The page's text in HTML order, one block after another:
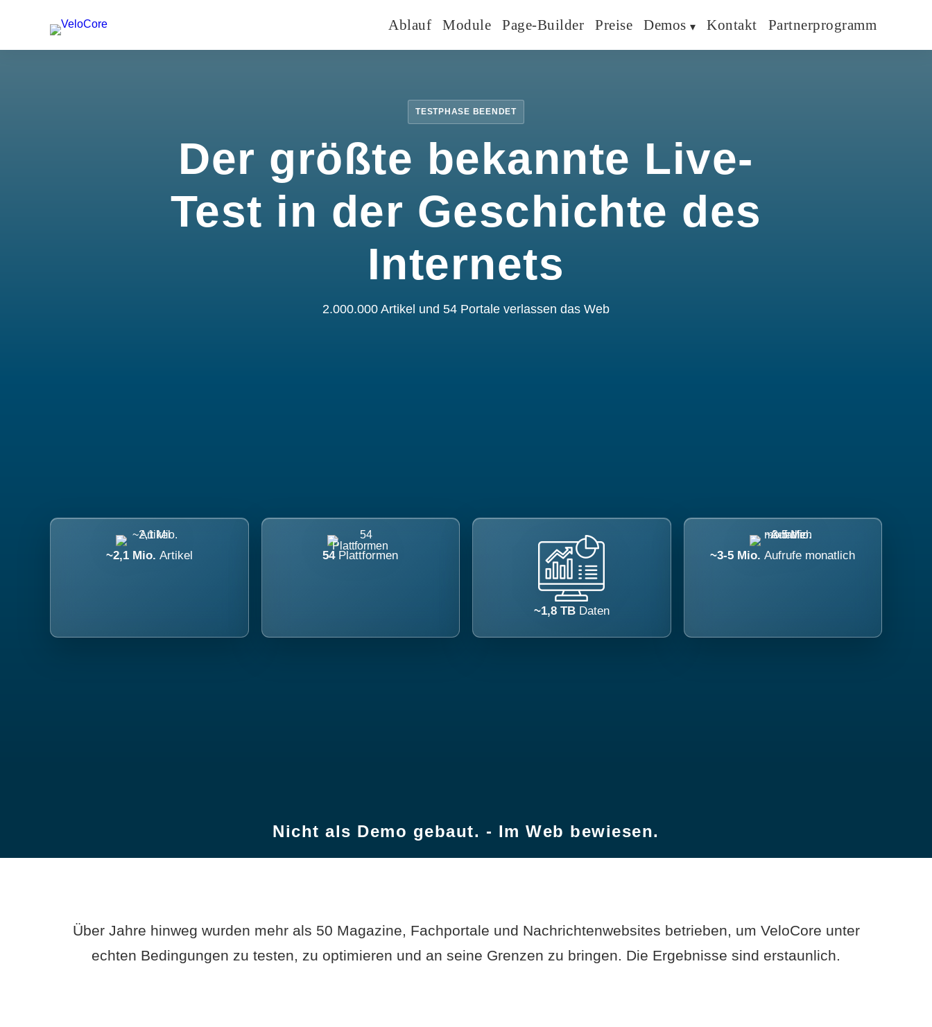
Ablauf Module Page-Builder Preise Demos Kontakt Partnerprogramm
TESTPHASE BEENDET
Der größte bekannte Live-
Test in der Geschichte des
Internets
2.000.000 Artikel und 54 Portale verlassen das Web
~2,1 Mio. Artikel 54 Plattformen
~1,8 TB Daten
~3-5 Mio.Aufrufe monatlich
Nicht als Demo gebaut. - Im Web bewiesen.
Über Jahre hinweg wurden mehr als 50 Magazine, Fachportale und Nachrichtenwebsites betrieben, um VeloCore unter
echten Bedingungen zu testen, zu optimieren und an seine Grenzen zu bringen. Die Ergebnisse sind erstaunlich.